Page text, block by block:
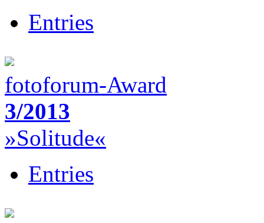
Entries
fotoforum-Award
3/2013
»Solitude«
Entries